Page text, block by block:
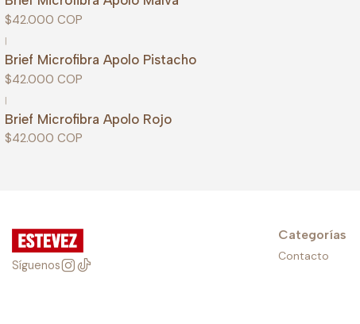
$42.000 COP
|
Brief Microfibra Apolo Pistacho
$42.000 COP
|
Brief Microfibra Apolo Rojo
$42.000 COP
Síguenos
Categorías
Contacto